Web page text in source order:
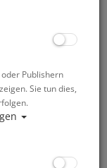
klicken Sie
Publishern
Sie tun dies,